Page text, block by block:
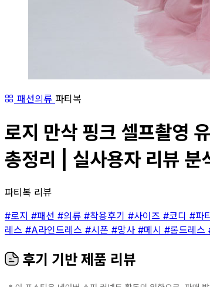
패션의류 파티복
로지 만삭 핑크 셀프촬영
총정리 | 실사용자 리뷰 분
파티복 리뷰
#로지 #패션 #의류 #착용후기 #사이즈 #코디 #파
레스 #A라인드레스 #시폰 #망사 #메시 #롱드레스
후기 기반 제품 리뷰